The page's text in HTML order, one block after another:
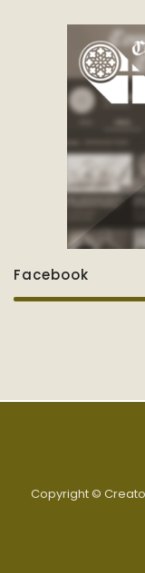
Facebook
Copyright ©